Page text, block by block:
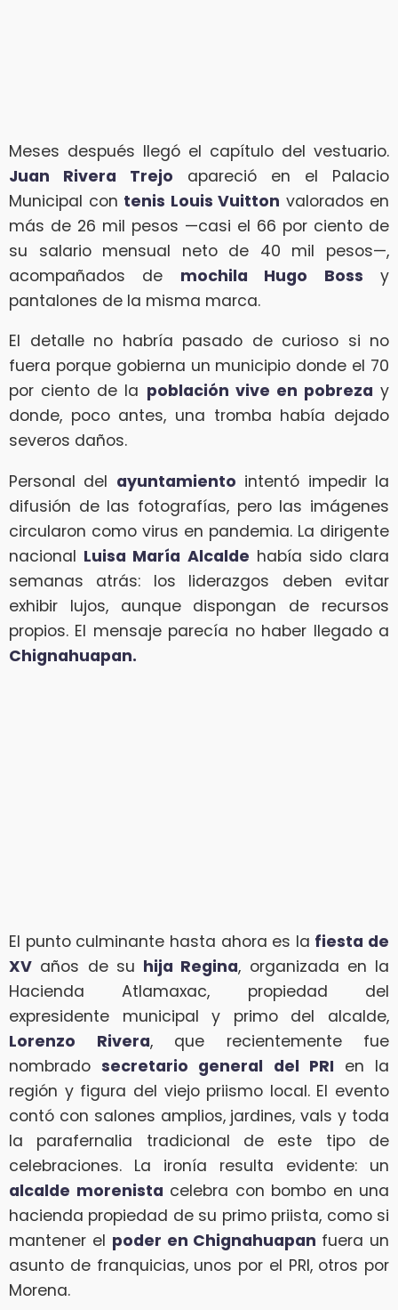
Meses después llegó el capítulo del vestuario.
Juan Rivera Trejo apareció en el Palacio
Municipal con tenis Louis Vuitton valorados en
más de 26 mil pesos —casi el 66 por ciento de
su salario mensual neto de 40 mil pesos—,
acompañados de mochila Hugo Boss y
pantalones de la misma marca.
El detalle no habría pasado de curioso si no
fuera porque gobierna un municipio donde el 70
por ciento de la población vive en pobreza y
donde, poco antes, una tromba había dejado
severos daños.
Personal del ayuntamiento intentó impedir la
difusión de las fotografías, pero las imágenes
circularon como virus en pandemia. La dirigente
nacional Luisa María Alcalde había sido clara
semanas atrás: los liderazgos deben evitar
exhibir lujos, aunque dispongan de recursos
propios. El mensaje parecía no haber llegado a
Chignahuapan.
El punto culminante hasta ahora es la fiesta de
XV años de su hija Regina, organizada en la
Hacienda Atlamaxac, propiedad del
expresidente municipal y primo del alcalde,
Lorenzo Rivera, que recientemente fue
nombradosecretario general del PRI en la
región y figura del viejo priismo local. El evento
contó con salones amplios, jardines, vals y toda
la parafernalia tradicional de este tipo de
celebraciones. La ironía resulta evidente: un
alcalde morenista celebra con bombo en una
hacienda propiedad de su primo priista, como si
mantener el poder en Chignahuapan fuera un
asunto de franquicias, unos por el PRI, otros por
Morena.